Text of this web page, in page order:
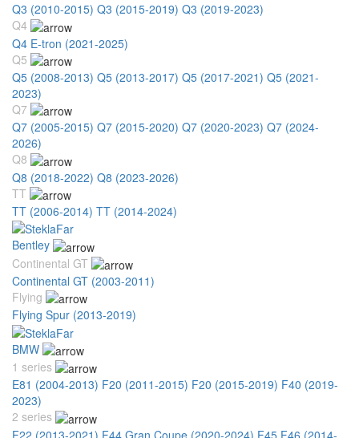
Q3 (2010-2015) Q3 (2015-2019) Q3 (2019-2023)
Q4
Q4 E-tron (2021-2025)
Q5
Q5 (2008-2013) Q5 (2013-2017) Q5 (2017-2021) Q5 (2021-
2023)
Q7
Q7 (2005-2015) Q7 (2015-2020) Q7 (2020-2023) Q7 (2024-
2026)
Q8
Q8 (2018-2022) Q8 (2023-2026)
TT
TT (2006-2014) TT (2014-2024)
Bentley
Continental GT
Continental GT (2003-2011)
Flying
Flying Spur (2013-2019)
BMW
1 series
E81 (2004-2013) F20 (2011-2015) F20 (2015-2019) F40 (2019-
2023)
2 series
F22 (2013-2021) F44 Gran Coupe (2020-2024) F45 F46 (2014-